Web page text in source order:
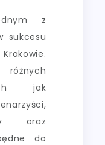
z
sukcesu
jak
oraz
do